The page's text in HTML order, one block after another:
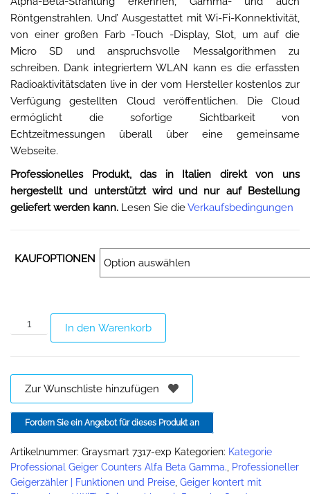
Röntgenstrahlen. Und’ Ausgestattet mit Wi-Fi-Konnektivität,
von einer großen Farb -Touch -Display, Slot, um auf die
Micro SD und anspruchsvolle Messalgorithmen zu
schreiben. Dank integriertem WLAN kann es die erfassten
Radioaktivitätsdaten live in der vom Hersteller kostenlos zur
Verfügung gestellten Cloud veröffentlichen. Die Cloud
ermöglicht die sofortige Sichtbarkeit von
Echtzeitmessungen überall über eine gemeinsame
Webseite.
Professionelles Produkt, das in Italien direkt von uns
hergestellt und unterstützt wird und nur auf Bestellung
geliefert werden kann. Lesen Sie dieVerkaufsbedingungen
KAUFOPTIONEN
In den Warenkorb
Zur Wunschliste hinzufügen
Fordern Sie ein Angebot für dieses Produkt an
Artikelnummer: Graysmart 7317-exp Kategorien: Kategorie
Professional Geiger Counters Alfa Beta Gamma. Professioneller
Geigerzähler | Funktionen und Preise Geiger kontert mit